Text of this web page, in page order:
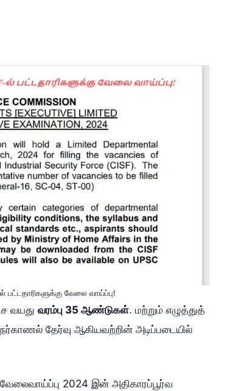
பட்டதாரிகளுக்கு வேலை வாய்ப்பு!
வயது வரம்பு 35 ஆண்டுகள். மற்றும் எழுத்துத்
தேர்வு ஆகியவற்றின் அடிப்படையில்
வேலைவாய்ப்பு 2024 இன் அதிகாரப்பூர்வ